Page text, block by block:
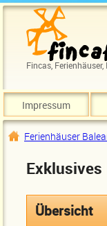
Direkt zum Inhalt
Fincas,
Impressum
Sie sind hier
Ferienhäuser
Exklusives
Übersicht